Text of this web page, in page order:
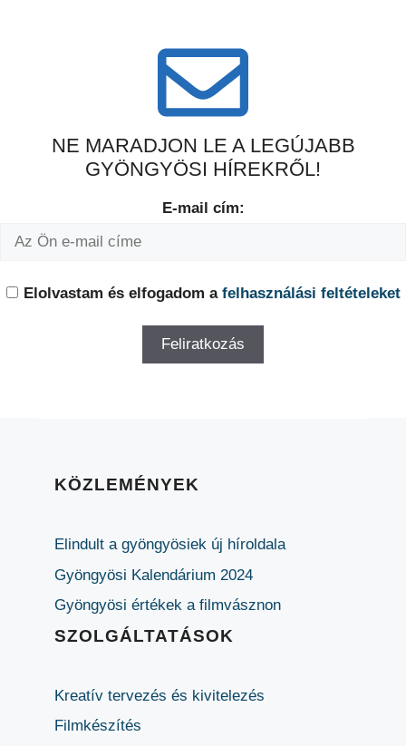
NE MARADJON LE A LEGÚJABB
GYÖNGYÖSI HÍREKRŐL!
E-mail cím:
Elolvastam és elfogadom a felhasználási feltételeket
KÖZLEMÉNYEK
Elindult a gyöngyösiek új híroldala
Gyöngyösi Kalendárium 2024
Gyöngyösi értékek a filmvásznon
SZOLGÁLTATÁSOK
Kreatív tervezés és kivitelezés
Filmkészítés